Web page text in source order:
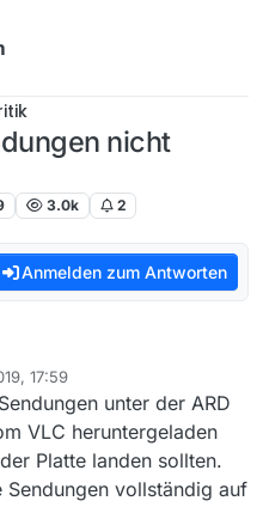
nicht
3.0k 2
Anmelden zum Antworten
17:59
unter der ARD
VLC heruntergeladen
Platte landen sollten.
vollständig auf